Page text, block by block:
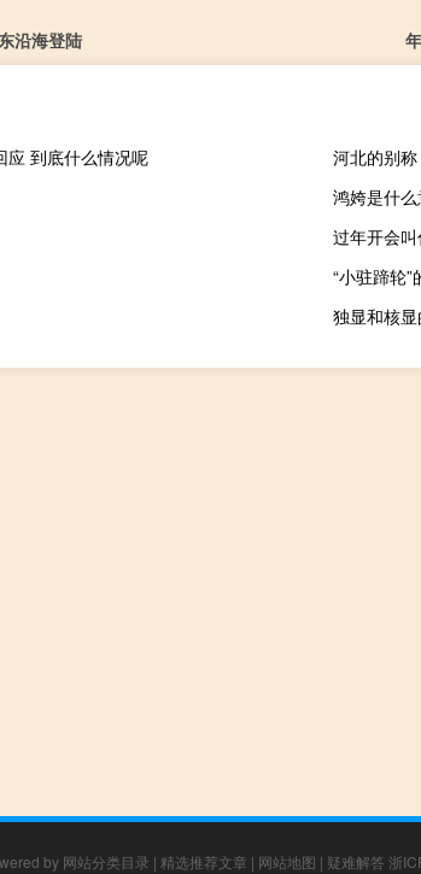
沿海登陆
应 到底什么情况呢
河北的别称
鸿姱是什么
过年开会
“小驻蹄轮”
独显和核显
by 网站分类目录 | 精选推荐文章 | 网站地图 | 疑难解答 浙